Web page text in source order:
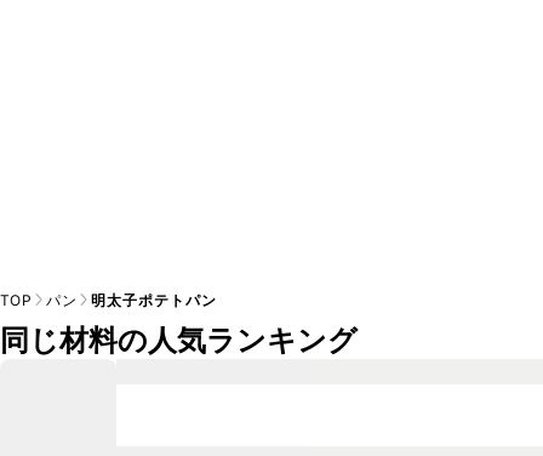
TOP パン 明太子ポテトパン
同じ材料の人気ランキング